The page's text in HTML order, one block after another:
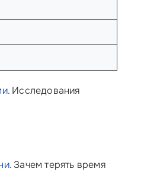
. Исследования
. Зачем терять время